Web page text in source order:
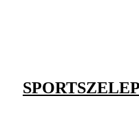
SPORTSZELEP